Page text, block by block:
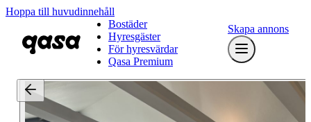
Hoppa till huvudinnehåll
Bostäder
Hyresgäster
För hyresvärdar
Qasa Premium
Skapa annons